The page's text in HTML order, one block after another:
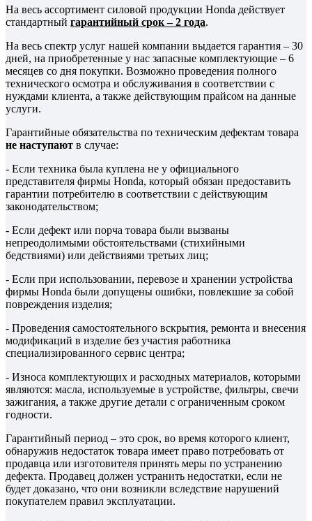
На весь ассортимент силовой продукции Honda действует
стандартный гарантийный срок – 2 года.
На весь спектр услуг нашей компании выдается гарантия – 30
дней, на приобретенные у нас запасные комплектующие – 6
месяцев со дня покупки. Возможно проведения полного
технического осмотра и обслуживания в соответствии с
нуждами клиента, а также действующим прайсом на данные
услуги.
Гарантийные обязательства по техническим дефектам товара
не наступают в случае:
- Если техника была куплена не у официального
представителя фирмы Honda, который обязан предоставить
гарантии потребителю в соответствии с действующим
законодательством;
- Если дефект или порча товара были вызваны
непреодолимыми обстоятельствами (стихийными
бедствиями) или действиями третьих лиц;
- Если при использовании, перевозе и хранении устройства
фирмы Honda были допущены ошибки, повлекшие за собой
повреждения изделия;
- Проведения самостоятельного вскрытия, ремонта и внесения
модификаций в изделие без участия работника
специализированного сервис центра;
- Износа комплектующих и расходных материалов, которыми
являются: масла, используемые в устройстве, фильтры, свечи
зажигания, а также другие детали с ограниченным сроком
годности.
Гарантийный период – это срок, во время которого клиент,
обнаружив недостаток товара имеет право потребовать от
продавца или изготовителя принять меры по устранению
дефекта. Продавец должен устранить недостатки, если не
будет доказано, что они возникли вследствие нарушений
покупателем правил эксплуатации.